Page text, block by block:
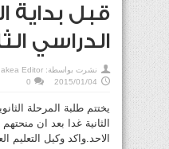
قبل بداية
الدراسي
نشرت بواسطة: Editor
2015/01/04
0
يختتم طلبة المرحلة
الثانية غدا بعد ان
الاحد.واكد وكيل التعليم